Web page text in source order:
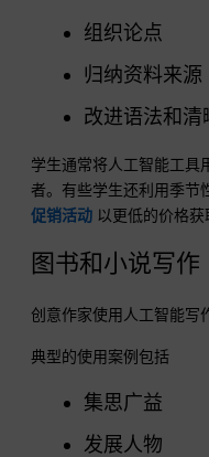
组织论点
归纳资料来源
改进语法和清
学生通常将人工智能工具
者。有些学生还利用季节
促销活动 以更低的价格
图书和小说写作
创意作家使用人工智能写
典型的使用案例包括
集思广益
发展人物